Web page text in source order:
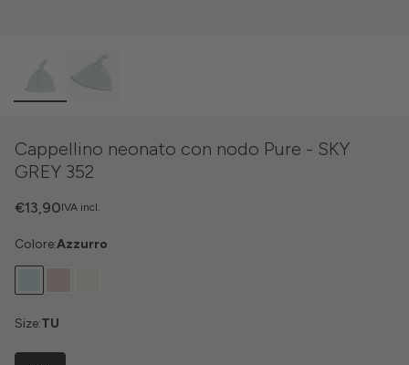
Cappellino neonato con nodo Pure - SKY
GREY 352
IVA incl.
€13,90
Colore:Azzurro
Size:TU